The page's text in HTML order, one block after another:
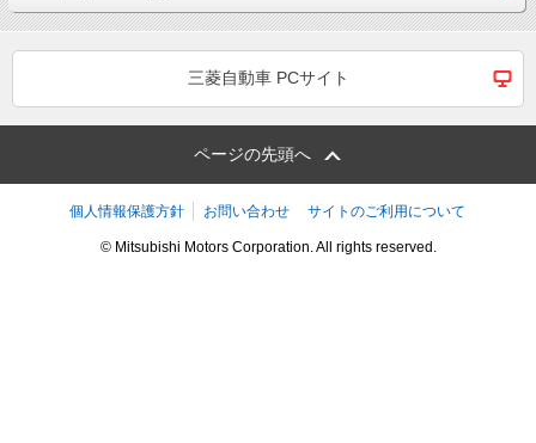
三菱自動車 PCサイト
ページの先頭へ
個人情報保護方針 お問い合わせ サイトのご利用について
© Mitsubishi Motors Corporation. All rights reserved.